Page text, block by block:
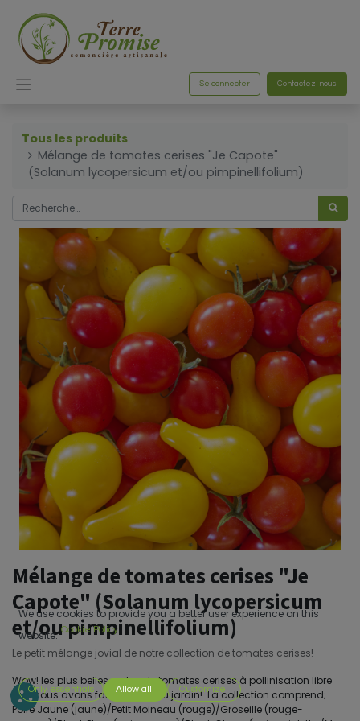
Se connecter Contactez-nous
Tous les produits
Mélange de tomates cerises "Je Capote"
(Solanum lycopersicum et/ou pimpinellifolium)
Mélange de tomates cerises "Je
Capote" (Solanum lycopersicum
et/ou pimpinellifolium)
Le petit mélange jovial de notre collection de tomates cerises!
Wow! les plus belles sortes de tomates cerises à pollinisation libre
que nous avons fait pousser au jardin! La collection comprend;
Poire Jaune (jaune)/Petit Moineau (rouge)/Groseille (rouge-
We use cookies to provide you a better user experience on this
website. Cookie Policy
Only essentials Allow all Customize